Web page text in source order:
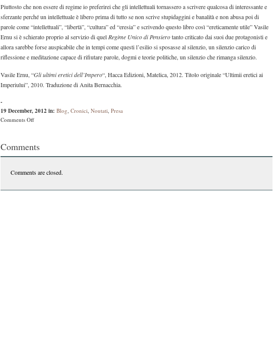
Piuttosto che non essere di regime io preferirei che gli intellettuali tornassero a scrivere qualcosa di interessante e
sferzante perché un intellettuale è libero prima di tutto se non scrive stupidaggini e banalità e non abusa poi di
parole come “intellettuali”, “libertà”, “cultura” ed “eresia” e scrivendo questo libro così “ereticamente utile” Vasile
Ernu si è schierato proprio al servizio di quel Regime Unico di Pensierotanto criticato dai suoi due protagonisti e
allora sarebbe forse auspicabile che in tempi come questi l’esilio si sposasse al silenzio, un silenzio carico di
riflessione e meditazione capace di rifiutare parole, dogmi e teorie politiche, un silenzio che rimanga silenzio.
Vasile Ernu, “Gli ultimi eretici dell’Impero“, Hacca Edizioni, Matelica, 2012. Titolo originale “Ultimii eretici ai
Imperiului”, 2010. Traduzione di Anita Bernacchia.
-
19 December, 2012 in: Blog, Cronici, Noutati, Presa
Comments Offon
eretici
dell’Impero
Comments
Comments are closed.